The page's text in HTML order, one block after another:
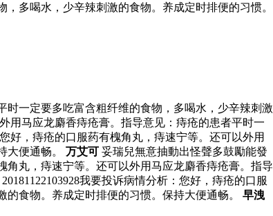
多喝水，少辛辣刺激的食物。养成定时排便的习惯。
时一定要多吃富含粗纤维的食物，多喝水，少辛辣刺激
用马应龙麝香痔疮膏。指导意见：痔疮的患者平时一
好，痔疮的口服药有槐角丸，痔速宁等。还可以外用
大便通畅。 万艾可 妥瑞兒無意抽動出怪聲多鼓勵能發
角丸，痔速宁等。还可以外用马应龙麝香痔疮膏。指导
20181122103928我要投诉病情分析：您好，痔疮的口服
食物。养成定时排便的习惯。保持大便通畅。 早洩